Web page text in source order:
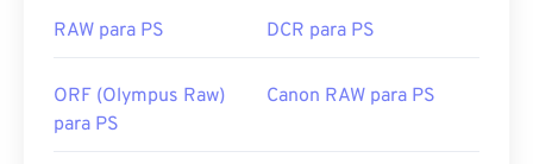
RAW para PS DCR para PS
ORF (Olympus Raw)
para PS
Canon RAW para PS